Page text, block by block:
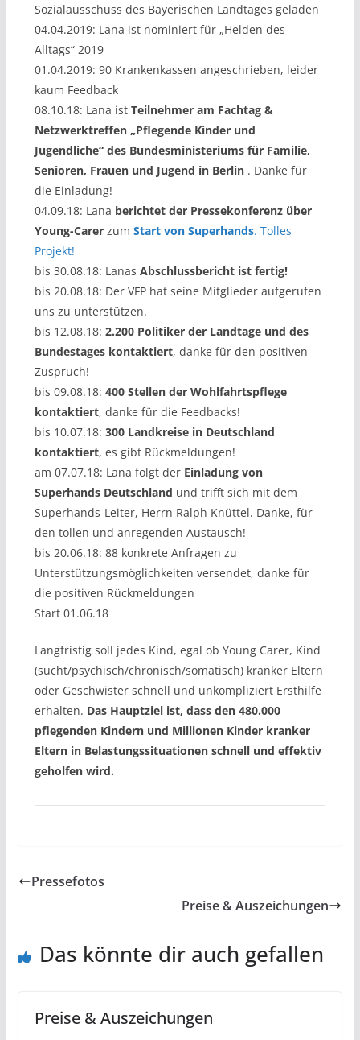
Sozialausschuss des Bayerischen Landtages geladen
04.04.2019: Lana ist nominiert für „Helden des
Alltags“ 2019
01.04.2019: 90 Krankenkassen angeschrieben, leider
kaum Feedback
08.10.18: Lana ist Teilnehmer am Fachtag &
Netzwerktreffen „Pflegende Kinder und
Jugendliche“ des Bundesministeriums für Familie,
Senioren, Frauen und Jugend in Berlin . Danke für
die Einladung!
04.09.18: Lana berichtet der Pressekonferenz über
Young-Carerzum Start von Superhands. Tolles
Projekt!
bis 30.08.18: Lanas Abschlussbericht ist fertig!
bis 20.08.18: Der VFP hat seine Mitglieder aufgerufen
uns zu unterstützen.
bis 12.08.18: 2.200 Politiker der Landtage und des
Bundestages kontaktiert, danke für den positiven
Zuspruch!
bis 09.08.18: 400 Stellen der Wohlfahrtspflege
kontaktiert, danke für die Feedbacks!
bis 10.07.18: 300 Landkreise in Deutschland
kontaktiert, es gibt Rückmeldungen!
am 07.07.18: Lana folgt der Einladung von
Superhands Deutschland und trifft sich mit dem
Superhands-Leiter, Herrn Ralph Knüttel. Danke, für
den tollen und anregenden Austausch!
bis 20.06.18: 88 konkrete Anfragen zu
Unterstützungsmöglichkeiten versendet, danke für
die positiven Rückmeldungen
Start 01.06.18
Langfristig soll jedes Kind, egal ob Young Carer, Kind
(sucht/psychisch/chronisch/somatisch) kranker Eltern
oder Geschwister schnell und unkompliziert Ersthilfe
erhalten. Das Hauptziel ist, dass den 480.000
pflegenden Kindern und Millionen Kinder kranker
Eltern in Belastungssituationen schnell und effektiv
geholfen wird.
Pressefotos
Preise & Auszeichungen
Das könnte dir auch gefallen
Preise & Auszeichungen